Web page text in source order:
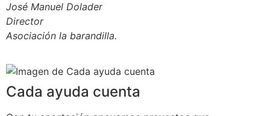
José Manuel Dolader
Director
Asociación la barandilla.
Cada ayuda cuenta